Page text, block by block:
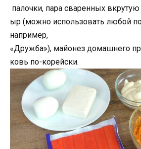
палочки, пара сваренных
ыр (можно использовать любой
например,
«Дружба»), майонез домашнего
ковь по-корейски.